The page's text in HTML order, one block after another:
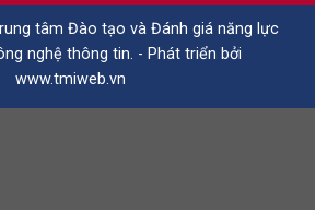
tâm Đào tạo và Đánh giá năng lực
nghệ thông tin. - Phát triển bởi
www.tmiweb.vn